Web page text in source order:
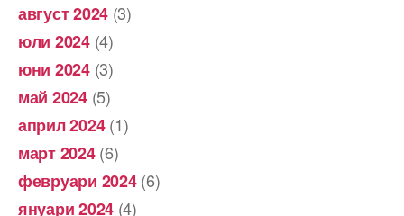
август 2024 (3)
юли 2024(4)
юни 2024(3)
май 2024(5)
април 2024(1)
март 2024(6)
февруари 2024(6)
януари 2024 (4)